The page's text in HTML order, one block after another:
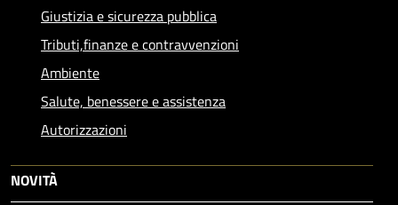
Giustizia e sicurezza pubblica
Tributi,finanze e contravvenzioni
Ambiente
Salute, benessere e assistenza
Autorizzazioni
NOVITÀ